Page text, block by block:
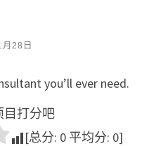
28日
you’ll ever need.
目打分吧
[总分: 0 平均分: 0]